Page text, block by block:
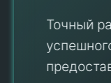
Точный